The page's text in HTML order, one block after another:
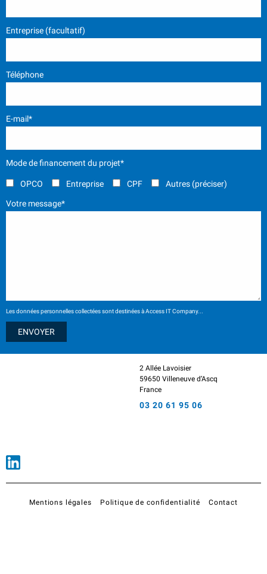
Entreprise (facultatif)
Téléphone
E-mail*
Mode de financement du projet*
OPCO Entreprise CPF Autres (préciser)
Votre message*
Les données personnelles collectées sont destinées à Access IT Company...
2 Allée Lavoisier
59650 Villeneuve d’Ascq
France
03 20 61 95 06
Mentions légales Politique de confidentialité Contact